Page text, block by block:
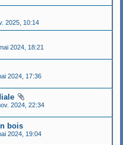
2025, 10:14
2024, 18:21
2024, 17:36
2024, 22:34
bois
2024, 19:04